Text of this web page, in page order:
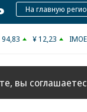
КоммерсантъНа главную
94,83 ¥ 12,23
вы